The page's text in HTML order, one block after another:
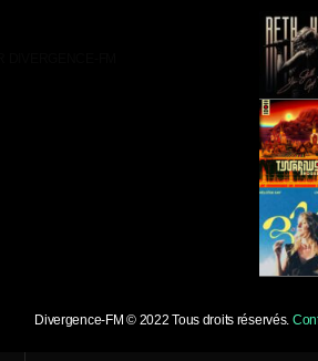
Divergence-FM © 2022 Tous droits réservés.